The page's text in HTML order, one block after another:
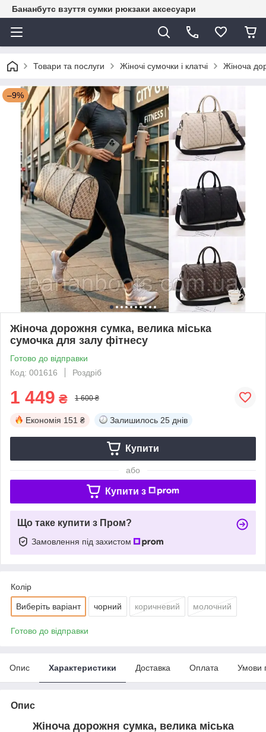
Бананбутс взуття сумки рюкзаки аксесуари
Товари та послуги Жіночі сумочки і клатчі Жіноча
–9%
Жіноча дорожня сумка, велика міська
сумочка для залу фітнесу
Готово до відправки
Код: 001616
Роздріб
1 449 ₴ 1 600 ₴
Економія 151 ₴ Залишилось 25 днів
Купити
або
Купити з
Що таке купити з Пром?
Замовлення під захистом
Колір
Виберіть варіант чорний коричневий молочний
Готово до відправки
Опис Характеристики Доставка Оплата Умови
Опис
Жіноча дорожня сумка, велика міська